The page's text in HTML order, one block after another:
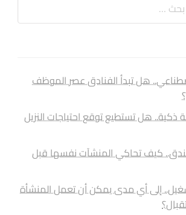
هل تبدأ الفنادق عصر الموظف
ذكية.. هل تستطيع توقع احتياجات النزيل
كيف تحاكي المنشآت نفسها قبل
إلى أي مدى يمكن أن تعمل المنشأة